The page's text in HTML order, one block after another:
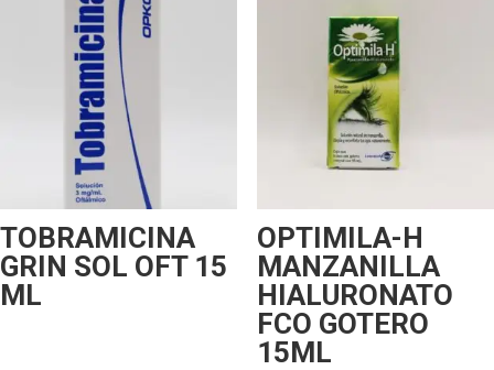
TOBRAMICINA
GRIN SOL OFT 15
ML
OPTIMILA-H
MANZANILLA
HIALURONATO
FCO GOTERO
15ML